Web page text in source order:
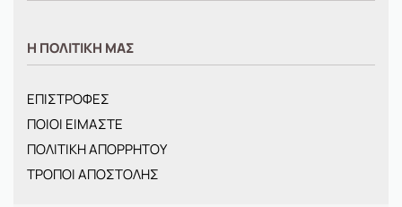
ΓΥΝΑΙΚΕΙΑ
BRANDS
ΝΕΕΣ ΑΦΙΞΕΙΣ
OFFERS
ΤΣΑΝΤΕΣ
Η ΠΟΛΙΤΙΚΗ ΜΑΣ
ΕΠΙΣΤΡΟΦΕΣ
ΠΟΙΟΙ ΕΙΜΑΣΤΕ
ΠΟΛΙΤΙΚΗ ΑΠΟΡΡΗΤΟΥ
ΤΡΟΠΟΙ ΑΠΟΣΤΟΛΗΣ